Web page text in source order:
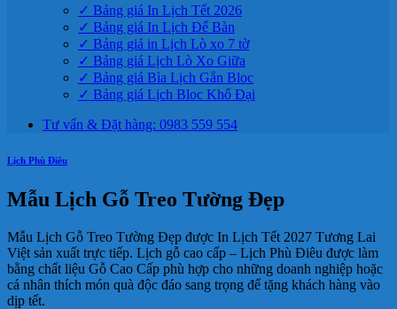
✓ Bảng giá In Lịch Tết 2026
✓ Bảng giá In Lịch Để Bàn
✓ Bảng giá in Lịch Lò xo 7 tờ
✓ Bảng giá Lịch Lò Xo Giữa
✓ Bảng giá Bìa Lịch Gắn Bloc
✓ Bảng giá Lịch Bloc Khổ Đại
Tư vấn & Đặt hàng: 0983 559 554
Lịch Phù Điêu
Mẫu Lịch Gỗ Treo Tường Đẹp
Mẫu Lịch Gỗ Treo Tường Đẹp được In Lịch Tết 2027 Tương Lai
Việt sản xuất trực tiếp. Lịch gỗ cao cấp – Lịch Phù Điêu được làm
bằng chất liệu Gỗ Cao Cấp phù hợp cho những doanh nghiệp hoặc
cá nhân thích món quà độc đáo sang trọng để tặng khách hàng vào
dịp tết.